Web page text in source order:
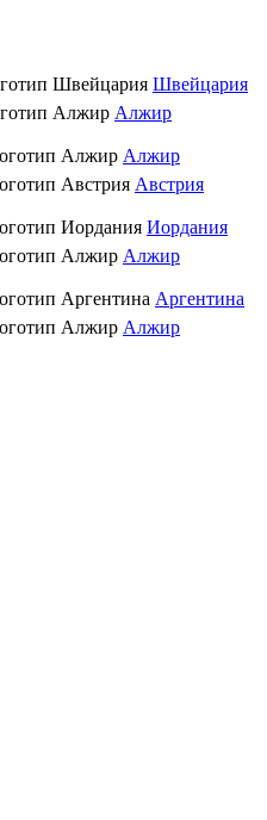
Швейцария
Алжир
Алжир
Австрия
Иордания
Алжир
Аргентина
Алжир